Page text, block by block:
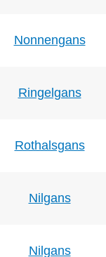
Nonnengans
Ringelgans
Rothalsgans
Nilgans
Nilgans